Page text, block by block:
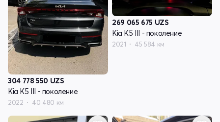
304 778 550 UZS
Kia K5 III - поколение
2022 40 480 км
269 065 675 UZS
Kia K5 III - поколение
2021 45 584 км